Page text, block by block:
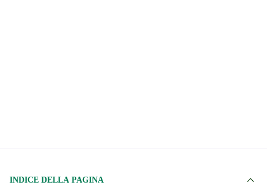
INDICE DELLA PAGINA